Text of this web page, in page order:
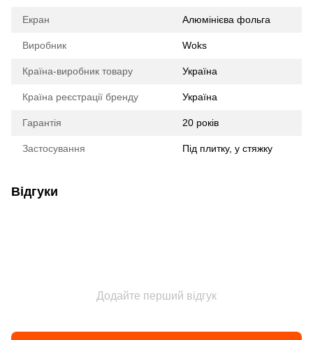
Екран Алюмінієва фольга
Виробник Woks
Країна-виробник товару Україна
Країна реєстрації бренду Україна
Гарантія 20 років
Застосування Під плитку, у стяжку
Відгуки
Додайте перший відгук